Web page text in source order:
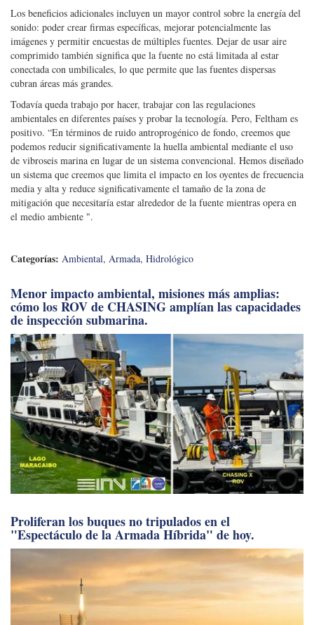
Los beneficios adicionales incluyen un mayor control sobre la energía del
sonido: poder crear firmas específicas, mejorar potencialmente las
imágenes y permitir encuestas de múltiples fuentes. Dejar de usar aire
comprimido también significa que la fuente no está limitada al estar
conectada con umbilicales, lo que permite que las fuentes dispersas
cubran áreas más grandes.
Todavía queda trabajo por hacer, trabajar con las regulaciones
ambientales en diferentes países y probar la tecnología. Pero, Feltham es
positivo. “En términos de ruido antroprogénico de fondo, creemos que
podemos reducir significativamente la huella ambiental mediante el uso
de vibroseis marina en lugar de un sistema convencional. Hemos diseñado
un sistema que creemos que limita el impacto en los oyentes de frecuencia
media y alta y reduce significativamente el tamaño de la zona de
mitigación que necesitaría estar alrededor de la fuente mientras opera en
el medio ambiente ".
Categorías: Ambiental, Armada, Hidrológico
Menor impacto ambiental, misiones más amplias:
cómo los ROV de CHASING amplían las capacidades
de inspección submarina.
Proliferan los buques no tripulados en el
"Espectáculo de la Armada Híbrida" de hoy.